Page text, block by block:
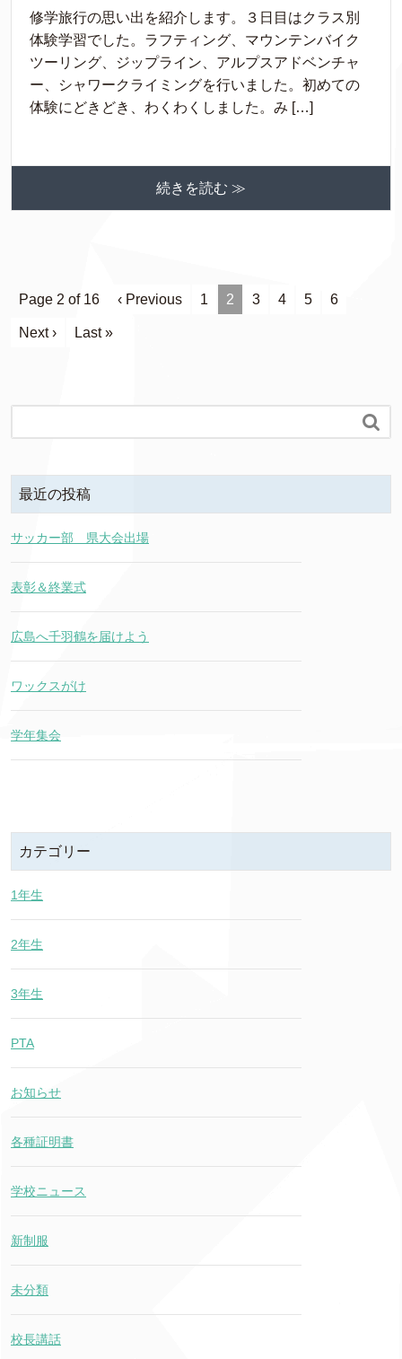
修学旅行の思い出を紹介します。３日目はクラス別
体験学習でした。ラフティング、マウンテンバイク
ツーリング、ジップライン、アルプスアドベンチャ
ー、シャワークライミングを行いました。初めての
体験にどきどき、わくわくしました。み […]
続きを読む ≫
Page 2 of 16 ‹ Previous 1 2 3 4 5 6
Next › Last »

最近の投稿
サッカー部 県大会出場
表彰＆終業式
広島へ千羽鶴を届けよう
ワックスがけ
学年集会
カテゴリー
1年生
2年生
3年生
PTA
お知らせ
各種証明書
学校ニュース
新制服
未分類
校長講話